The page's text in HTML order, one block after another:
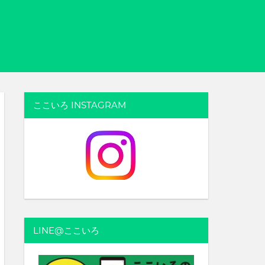
ここいろ INSTAGRAM
LINE@ここいろ